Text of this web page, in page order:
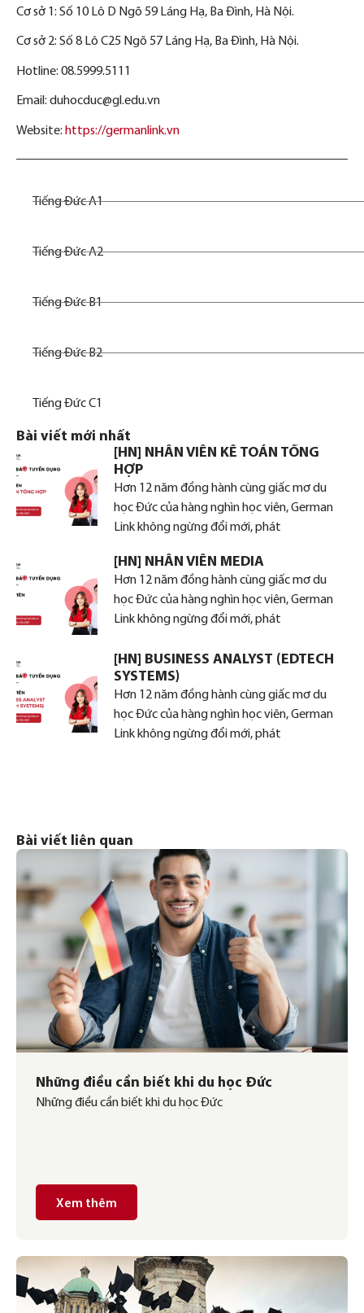
Cơ sở 1: Số 10 Lô D Ngõ 59 Láng Hạ, Ba Đình, Hà Nội.
Cơ sở 2: Số 8 Lô C25 Ngõ 57 Láng Hạ, Ba Đình, Hà Nội.
Hotline: 08.5999.5111
Email: duhocduc@gl.edu.vn
Website: https://germanlink.vn
Tiếng Đức A1
Tiếng Đức A2
Tiếng Đức B1
Tiếng Đức B2
Tiếng Đức C1
Bài viết mới nhất
[HN] NHÂN VIÊN KẾ TOÁN TỔNG
HỢP
Hơn 12 năm đồng hành cùng giấc mơ du
học Đức của hàng nghìn học viên, German
Link không ngừng đổi mới, phát
[HN] NHÂN VIÊN MEDIA
Hơn 12 năm đồng hành cùng giấc mơ du
học Đức của hàng nghìn học viên, German
Link không ngừng đổi mới, phát
[HN] BUSINESS ANALYST (EDTECH
SYSTEMS)
Hơn 12 năm đồng hành cùng giấc mơ du
học Đức của hàng nghìn học viên, German
Link không ngừng đổi mới, phát
Bài viết liên quan
Những điều cần biết khi du học Đức
Những điều cần biết khi du học Đức
Xem thêm